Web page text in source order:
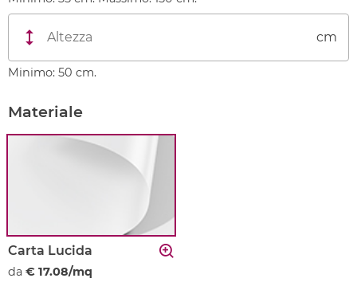
cm
Minimo: 50 cm.
Materiale
Carta Lucida
da € 17.08/mq